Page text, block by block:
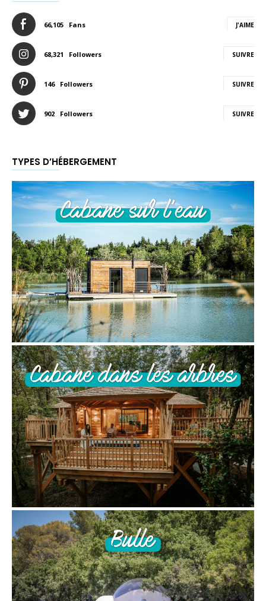
66,105 Fans J'AIME
68,321 Followers SUIVRE
146 Followers SUIVRE
902 Followers SUIVRE
TYPES D’HÉBERGEMENT